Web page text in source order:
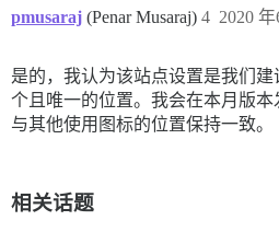
pmusaraj (Penar Musaraj) 2020
4
是的，我认为该站点设置是我们建
个且唯一的位置。我会在本月版
与其他使用图标的位置保持一致。
相关话题